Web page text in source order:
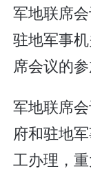
军地联席
驻地军事
席会议的
军地联席
府和驻地
工办理，